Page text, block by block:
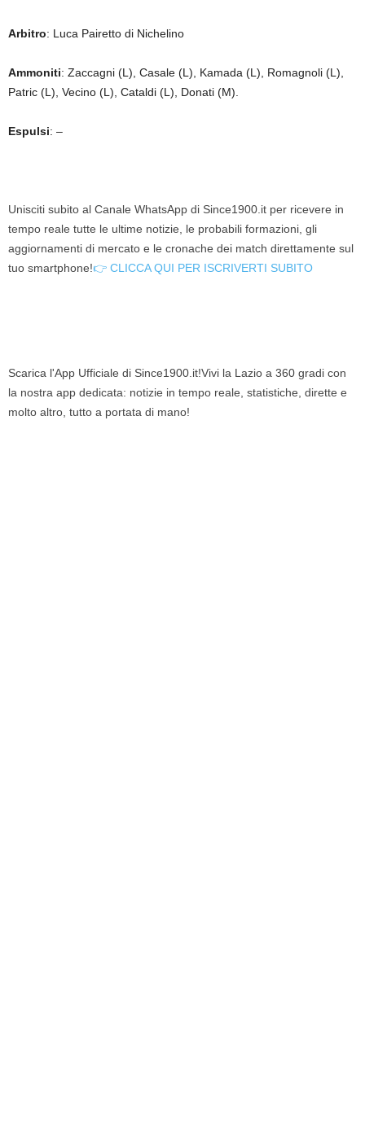
Arbitro: Luca Pairetto di Nichelino
Ammoniti: Zaccagni (L), Casale (L), Kamada (L), Romagnoli (L),
Patric (L), Vecino (L), Cataldi (L), Donati (M).
Espulsi: –
Unisciti subito al Canale WhatsApp di Since1900.it per ricevere in
tempo reale tutte le ultime notizie, le probabili formazioni, gli
aggiornamenti di mercato e le cronache dei match direttamente sul
tuo smartphone!👉 CLICCA QUI PER ISCRIVERTI SUBITO
Scarica l'App Ufficiale di Since1900.it!Vivi la Lazio a 360 gradi con
la nostra app dedicata: notizie in tempo reale, statistiche, dirette e
molto altro, tutto a portata di mano!